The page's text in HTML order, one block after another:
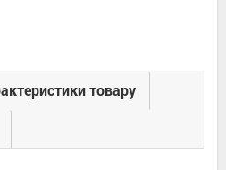
товару